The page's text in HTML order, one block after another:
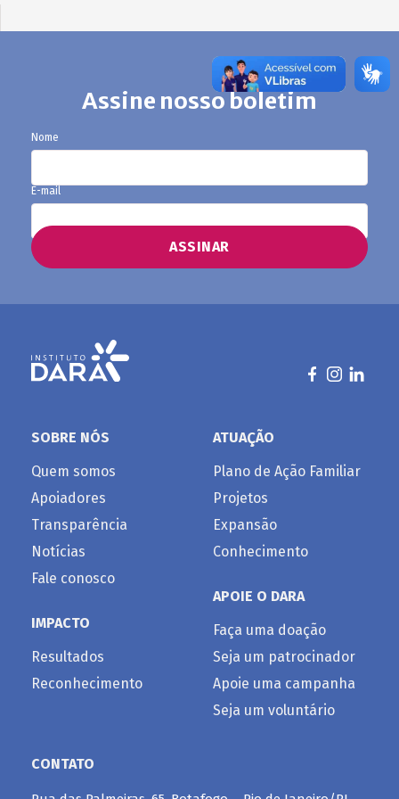
Assine nosso boletim
Nome
E-mail
SOBRE NÓS
Quem somos
Apoiadores
Transparência
Notícias
Fale conosco
IMPACTO
Resultados
Reconhecimento
ATUAÇÃO
Plano de Ação Familiar
Projetos
Expansão
Conhecimento
APOIE O DARA
Faça uma doação
Seja um patrocinador
Apoie uma campanha
Seja um voluntário
CONTATO